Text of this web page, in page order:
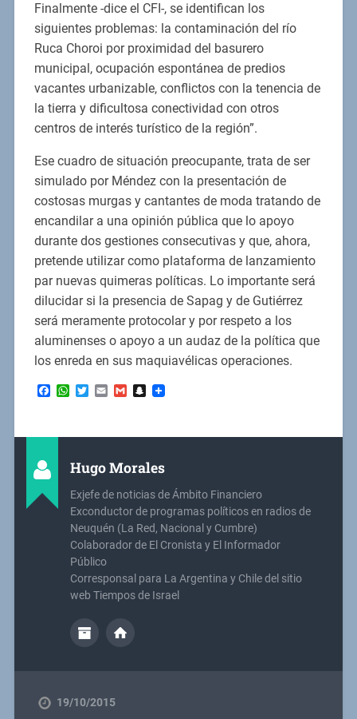
Finalmente -dice el CFI-, se identifican los
siguientes problemas: la contaminación del río
Ruca Choroi por proximidad del basurero
municipal, ocupación espontánea de predios
vacantes urbanizable, conflictos con la tenencia de
la tierra y dificultosa conectividad con otros
centros de interés turístico de la región”.
Ese cuadro de situación preocupante, trata de ser
simulado por Méndez con la presentación de
costosas murgas y cantantes de moda tratando de
encandilar a una opinión pública que lo apoyo
durante dos gestiones consecutivas y que, ahora,
pretende utilizar como plataforma de lanzamiento
par nuevas quimeras políticas. Lo importante será
dilucidar si la presencia de Sapag y de Gutiérrez
será meramente protocolar y por respeto a los
aluminenses o apoyo a un audaz de la política que
los enreda en sus maquiavélicas operaciones.
Facebook
WhatsApp
TwitterEmailGmailSnapchat
Hugo Morales
Exjefe de noticias de Ámbito Financiero
Exconductor de programas políticos en radios de
Neuquén (La Red, Nacional y Cumbre)
Colaborador de El Cronista y El Informador
Público
Corresponsal para La Argentina y Chile del sitio
web Tiempos de Israel
19/10/2015